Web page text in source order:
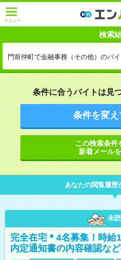
メニュー
検索
門前仲町で金融事務（その他）のバ
条件に合うバイトは見
条件を変
この検索条件
新着メール
あなたの閲覧履歴
未読
完全在宅＊4名募集！時給
内定通知書の内容確認な